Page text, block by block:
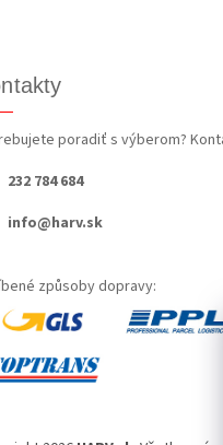
poradiť s výberom?
232 784 684
info@harv.sk
způsoby dopravy: